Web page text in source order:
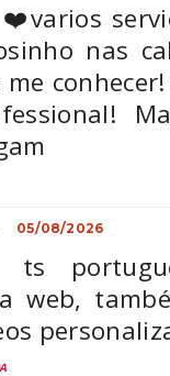
❤️varios
nas
05/08/2026
web,